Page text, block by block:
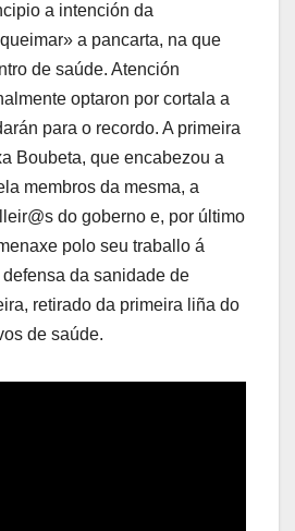
a intención da
a pancarta, na que
de saúde. Atención
optaron por cortala a
para o recordo. A primeira
Boubeta, que encabezou a
membros da mesma, a
do goberno e, por último
polo seu traballo á
da sanidade de
retirado da primeira liña do
de saúde.